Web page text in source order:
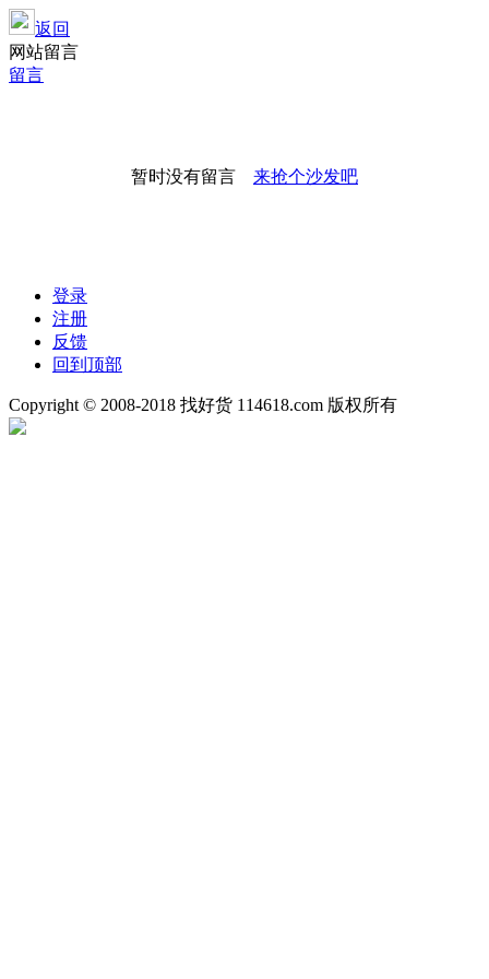
返回
网站留言
留言
暂时没有留言 来抢个沙发吧
登录
注册
反馈
回到顶部
Copyright © 2008-2018 找好货 114618.com 版权所有